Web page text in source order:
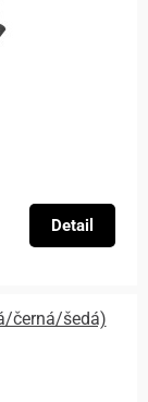
Detail
černá/šedá)